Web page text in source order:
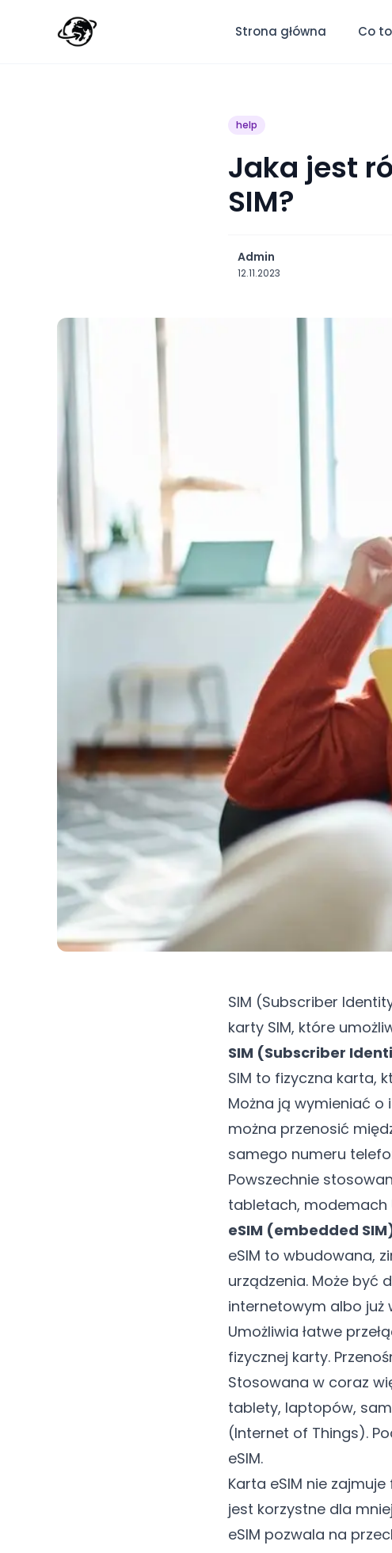
Strona główna Co
help
Jaka jest
SIM?
Admin
12.11.2023
SIM (Subscriber
karty SIM, które
SIM (Subscriber
SIM to fizyczna karta,
Można ją wymieniać o
można przenosić
samego numeru
Powszechnie
tabletach, modemach
eSIM (embedded
eSIM to wbudowana,
urządzenia. Może być
internetowym albo już
Umożliwia łatwe
fizycznej karty.
Stosowana w coraz
tablety, laptopów,
(Internet of Things).
eSIM.
Karta eSIM nie
jest korzystne dla
eSIM pozwala na